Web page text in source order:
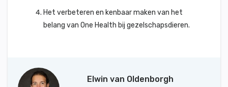
Het verbeteren en kenbaar maken van het
belang van One Health bij gezelschapsdieren.
Elwin van Oldenborgh